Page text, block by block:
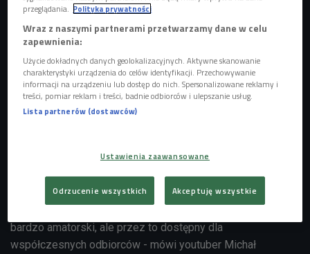
Janek Dąbrowski zaprasza do swojej audycji znanych youtuberów
- Na moim kanale można znaleźć mnóstwo kreskówek
bardzo amatorski, ale przez to dostępny dla
współczesnych odbiorców - mówi youtuber Michał
przeglądania. Polityka prywatności
Wraz z naszymi partnerami przetwarzamy dane w celu
zapewnienia:
Użycie dokładnych danych geolokalizacyjnych. Aktywne skanowanie
charakterystyki urządzenia do celów identyfikacji. Przechowywanie
informacji na urządzeniu lub dostęp do nich. Spersonalizowane reklamy i
treści, pomiar reklam i treści, badnie odbiorców i ulepszanie usług.
Lista partnerów (dostawców)
Ustawienia zaawansowane
Odrzucenie wszystkich Akceptuję wszystkie